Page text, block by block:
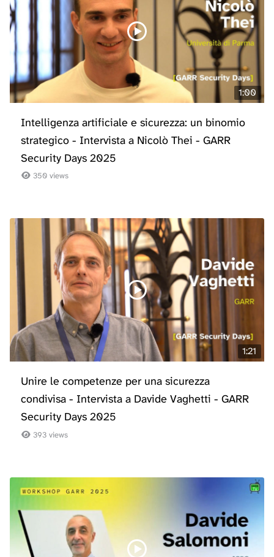
1:00
Intelligenza artificiale e sicurezza: un binomio
strategico - Intervista a Nicolò Thei - GARR
Security Days 2025
350 views
1:21
Unire le competenze per una sicurezza
condivisa - Intervista a Davide Vaghetti - GARR
Security Days 2025
393 views